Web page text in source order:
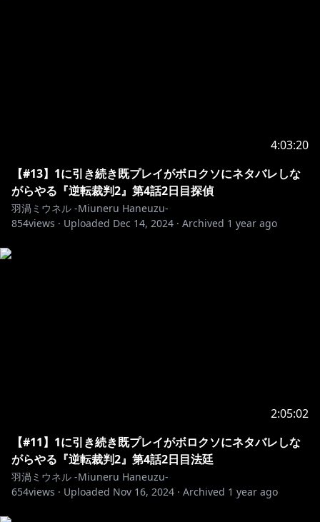
4:03:20
【#13】1に引き続き既プレイがボロクソにネタバレしな
がらやる『逆転裁判2』第4話2日目探偵
羽渦ミウネル -Miuneru Haneuzu-
854views · Uploaded Dec 14, 2024 · Archived 1 year ago
2:05:02
【#11】1に引き続き既プレイがボロクソにネタバレしな
がらやる『逆転裁判2』第4話2日目法廷
羽渦ミウネル -Miuneru Haneuzu-
654views · Uploaded Nov 16, 2024 · Archived 1 year ago